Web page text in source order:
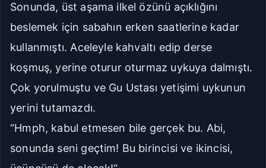
Sonunda, üst aşama ilkel özünü açıklığını
beslemek için sabahın erken saatlerine kadar
kullanmıştı. Aceleyle kahvaltı edip derse
koşmuş, yerine oturur oturmaz uykuya dalmıştı.
Çok yorulmuştu ve Gu Ustası yetişimi uykunun
yerini tutamazdı.
“Hmph, kabul etmesen bile gerçek bu. Abi,
sonunda seni geçtim! Bu birincisi ve ikincisi,